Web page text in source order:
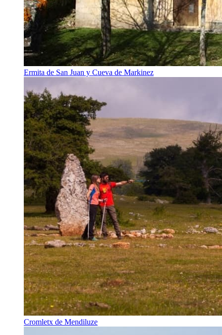
Ermita de San Juan y Cueva de Markinez
Cromletx de Mendiluze